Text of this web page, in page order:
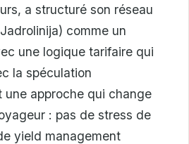
a structuré son réseau
comme un
une logique tarifaire qui
la spéculation
une approche qui change
: pas de stress de
yield management